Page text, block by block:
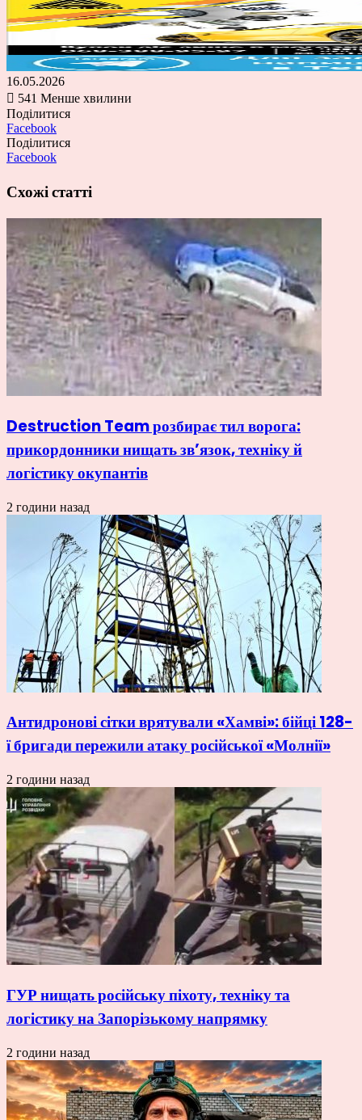
16.05.2026
541 Менше хвилини
Поділитися
Facebook
Поділитися
Facebook
Схожі статті
Destruction Team розбирає тил ворога:
прикордонники нищать зв’язок, техніку й
логістику окупантів
2 години назад
Антидронові сітки врятували «Хамві»: бійці 128-
ї бригади пережили атаку російської «Молнії»
2 години назад
ГУР нищать російську піхоту, техніку та
логістику на Запорізькому напрямку
2 години назад